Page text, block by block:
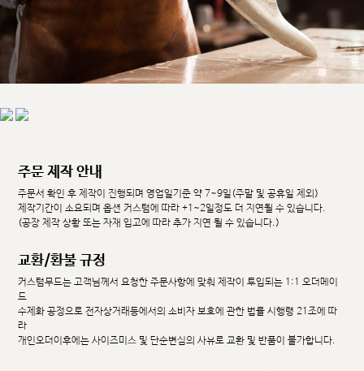
주문 제작 안내
주문서 확인 후 제작이 진행되며 영업일기준 약 7~9일(주말 및 공휴일 제외)
제작기간이 소요되며 옵션 커스텀에 따라 +1~2일정도 더 지연될 수 있습니다.
(공장 제작 상황 또는 자재 입고에 따라 추가 지연 될 수 있습니다.)
교환/환불 규정
커스텀무드는 고객님께서 요청한 주문사항에 맞춰 제작이 투입되는 1:1 오더메이
드
수제화 공정으로 전자상거래등에서의 소비자 보호에 관한 법률 시행령 21조에 따
라
개인오더이후에는 사이즈미스 및 단순변심의 사유로 교환 및 반품이 불가합니다.